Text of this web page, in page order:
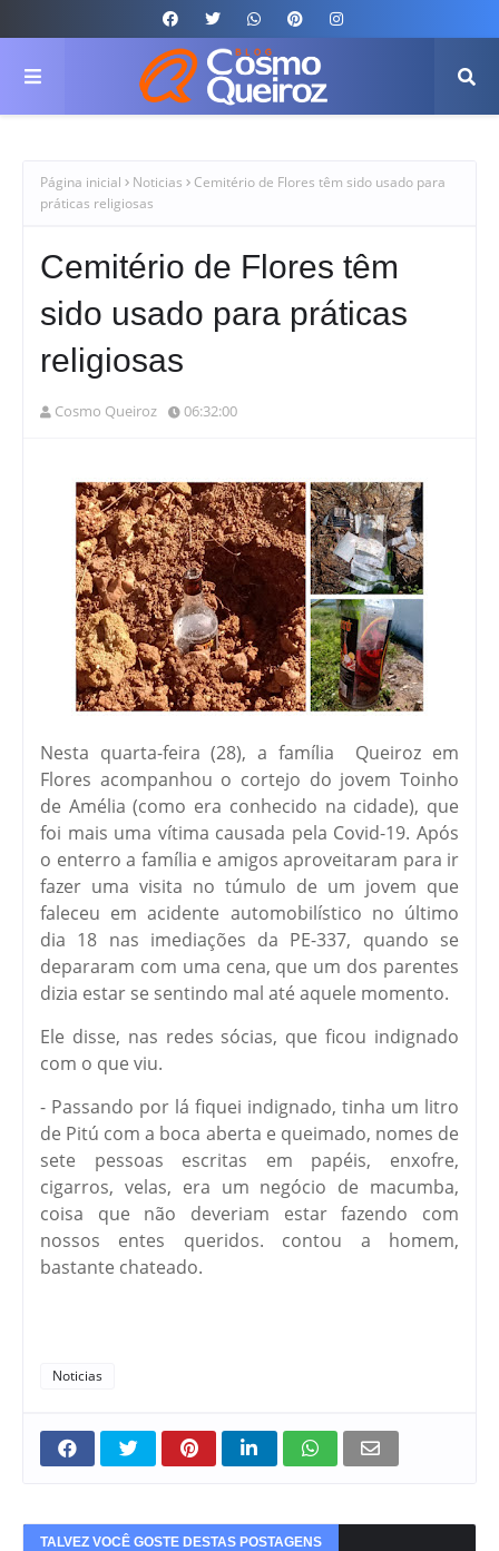
Página inicial Noticias
Cemitério de Flores têm sido usado para
práticas religiosas
Cemitério de Flores têm
sido usado para práticas
religiosas
Cosmo Queiroz 06:32:00
Nesta quarta-feira (28), a família Queiroz em
Flores acompanhou o cortejo do jovem Toinho
de Amélia (como era conhecido na cidade), que
foi mais uma vítima causada pela Covid-19. Após
o enterro a família e amigos aproveitaram para ir
fazer uma visita no túmulo de um jovem que
faleceu em acidente automobilístico no último
dia 18 nas imediações da PE-337, quando se
depararam com uma cena, que um dos parentes
dizia estar se sentindo mal até aquele momento.
Ele disse, nas redes sócias, que ficou indignado
com o que viu.
- Passando por lá fiquei indignado, tinha um litro
de Pitú com a boca aberta e queimado, nomes de
sete pessoas escritas em papéis, enxofre,
cigarros, velas, era um negócio de macumba,
coisa que não deveriam estar fazendo com
nossos entes queridos. contou a homem,
bastante chateado.
Noticias
TALVEZ VOCÊ GOSTE DESTAS POSTAGENS